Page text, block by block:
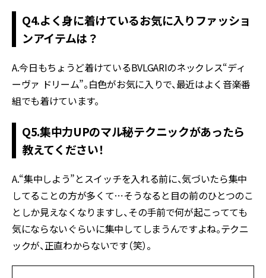
Q4.よく身に着けているお気に入りファッショ
ンアイテムは？
A.今日もちょうど着けているBVLGARIのネックレス“ディ
ーヴァ ドリーム”。白色がお気に入りで、最近はよく音楽番
組でも着けています。
Q5.集中力UPのマル秘テクニックがあったら
教えてください！
A.“集中しよう”とスイッチを入れる前に、気づいたら集中
してることの方が多くて⋯そうなると目の前のひとつのこ
としか見えなくなりますし、その手前で何が起こってても
気にならないぐらいに集中してしまうんですよね。テクニ
ックが、正直わからないです（笑）。